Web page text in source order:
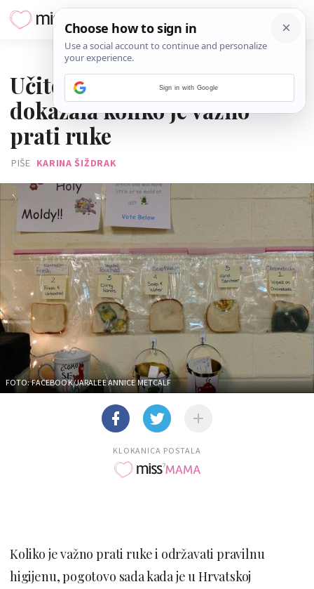
Učiteljica uz pomoć kruha
dokazala koliko je važno
prati ruke
PIŠE KARINA ŠIŽDRAK
FOTO: FACEBOOK/JARALEE ANNICE METCALF
KLOKANICA POSTALA
Koliko je važno prati ruke i održavati pravilnu
higijenu, pogotovo sada kada je u Hrvatskoj
Sign in with Google